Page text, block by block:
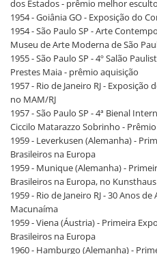
dos Estados - prêmio melhor
1954 - Goiânia GO - Exposição do
1954 - São Paulo SP - Arte
Museu de Arte Moderna de São
1955 - São Paulo SP - 4º Salão
Prestes Maia - prêmio aquisição
1957 - Rio de Janeiro RJ -
no MAM/RJ
1957 - São Paulo SP - 4ª Bienal
Ciccilo Matarazzo Sobrinho -
1959 - Leverkusen (Alemanha) -
Brasileiros na Europa
1959 - Munique (Alemanha) -
Brasileiros na Europa, no Kunsthaus
1959 - Rio de Janeiro RJ - 30 Anos
Macunaíma
1959 - Viena (Áustria) - Primeira
Brasileiros na Europa
1960 - Hamburgo (Alemanha) -